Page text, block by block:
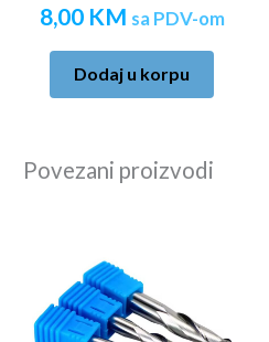
8,00 KM sa PDV-om
Dodaj u korpu
Povezani proizvodi